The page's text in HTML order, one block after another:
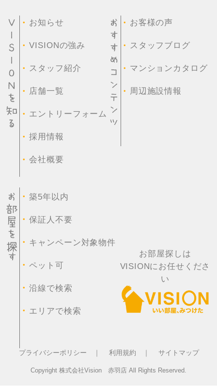
・ お知らせ
・VISIONの強み
・ スタッフ紹介
・ 店舗一覧
・ エントリーフォーム
・採用情報
・会社概要
・ お客様の声
・ スタッフブログ
・ マンションカタログ
・ 周辺施設情報
・築5年以内
・保証人不要
・ キャンペーン対象物件
・ペット可
・沿線で検索
・ エリアで検索
お部屋探しは
VISIONにお任せくださ
い
プライバシーポリシー ｜ 利用規約 ｜ サイトマップ
Copyright 株式会社Vision 赤羽店 All Rights Reserved.